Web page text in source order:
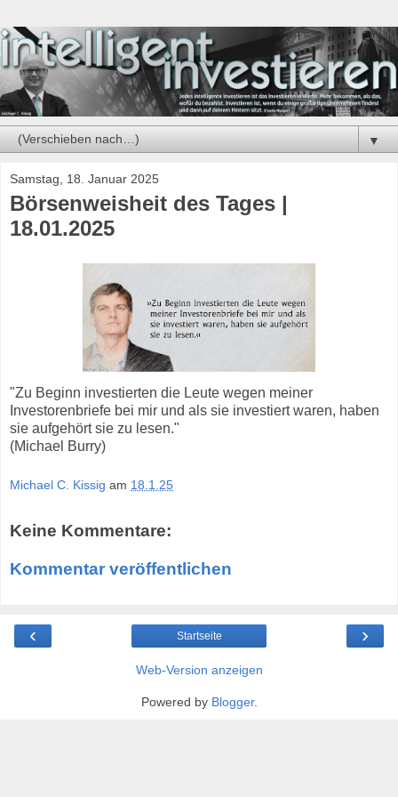
▼
Samstag, 18. Januar 2025
Börsenweisheit des Tages |
18.01.2025
"Zu Beginn investierten die Leute wegen meiner
Investorenbriefe bei mir und als sie investiert waren, haben
sie aufgehört sie zu lesen."
(Michael Burry)
Michael C. Kissig am 18.1.25
Keine Kommentare:
Kommentar veröffentlichen
‹ ›
Startseite
Web-Version anzeigen
Powered by Blogger.